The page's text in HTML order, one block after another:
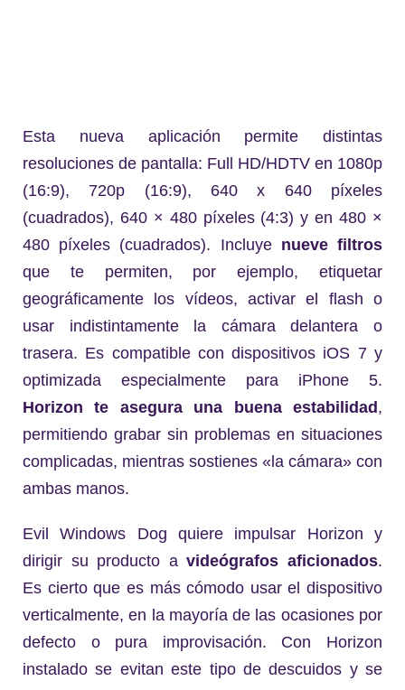
Esta nueva aplicación permite distintas
resoluciones de pantalla: Full HD/HDTV en 1080p
(16:9), 720p (16:9), 640 x 640 píxeles
(cuadrados), 640 × 480 píxeles (4:3) y en 480 ×
480 píxeles (cuadrados). Incluye nueve filtros
que te permiten, por ejemplo, etiquetar
geográficamente los vídeos, activar el flash o
usar indistintamente la cámara delantera o
trasera. Es compatible con dispositivos iOS 7 y
optimizada especialmente para iPhone 5.
Horizon te asegura una buena estabilidad,
permitiendo grabar sin problemas en situaciones
complicadas, mientras sostienes «la cámara» con
ambas manos.
Evil Windows Dog quiere impulsar Horizon y
dirigir su producto avideógrafos aficionados.
Es cierto que es más cómodo usar el dispositivo
verticalmente, en la mayoría de las ocasiones por
defecto o pura improvisación. Con Horizon
instalado se evitan este tipo de descuidos y se